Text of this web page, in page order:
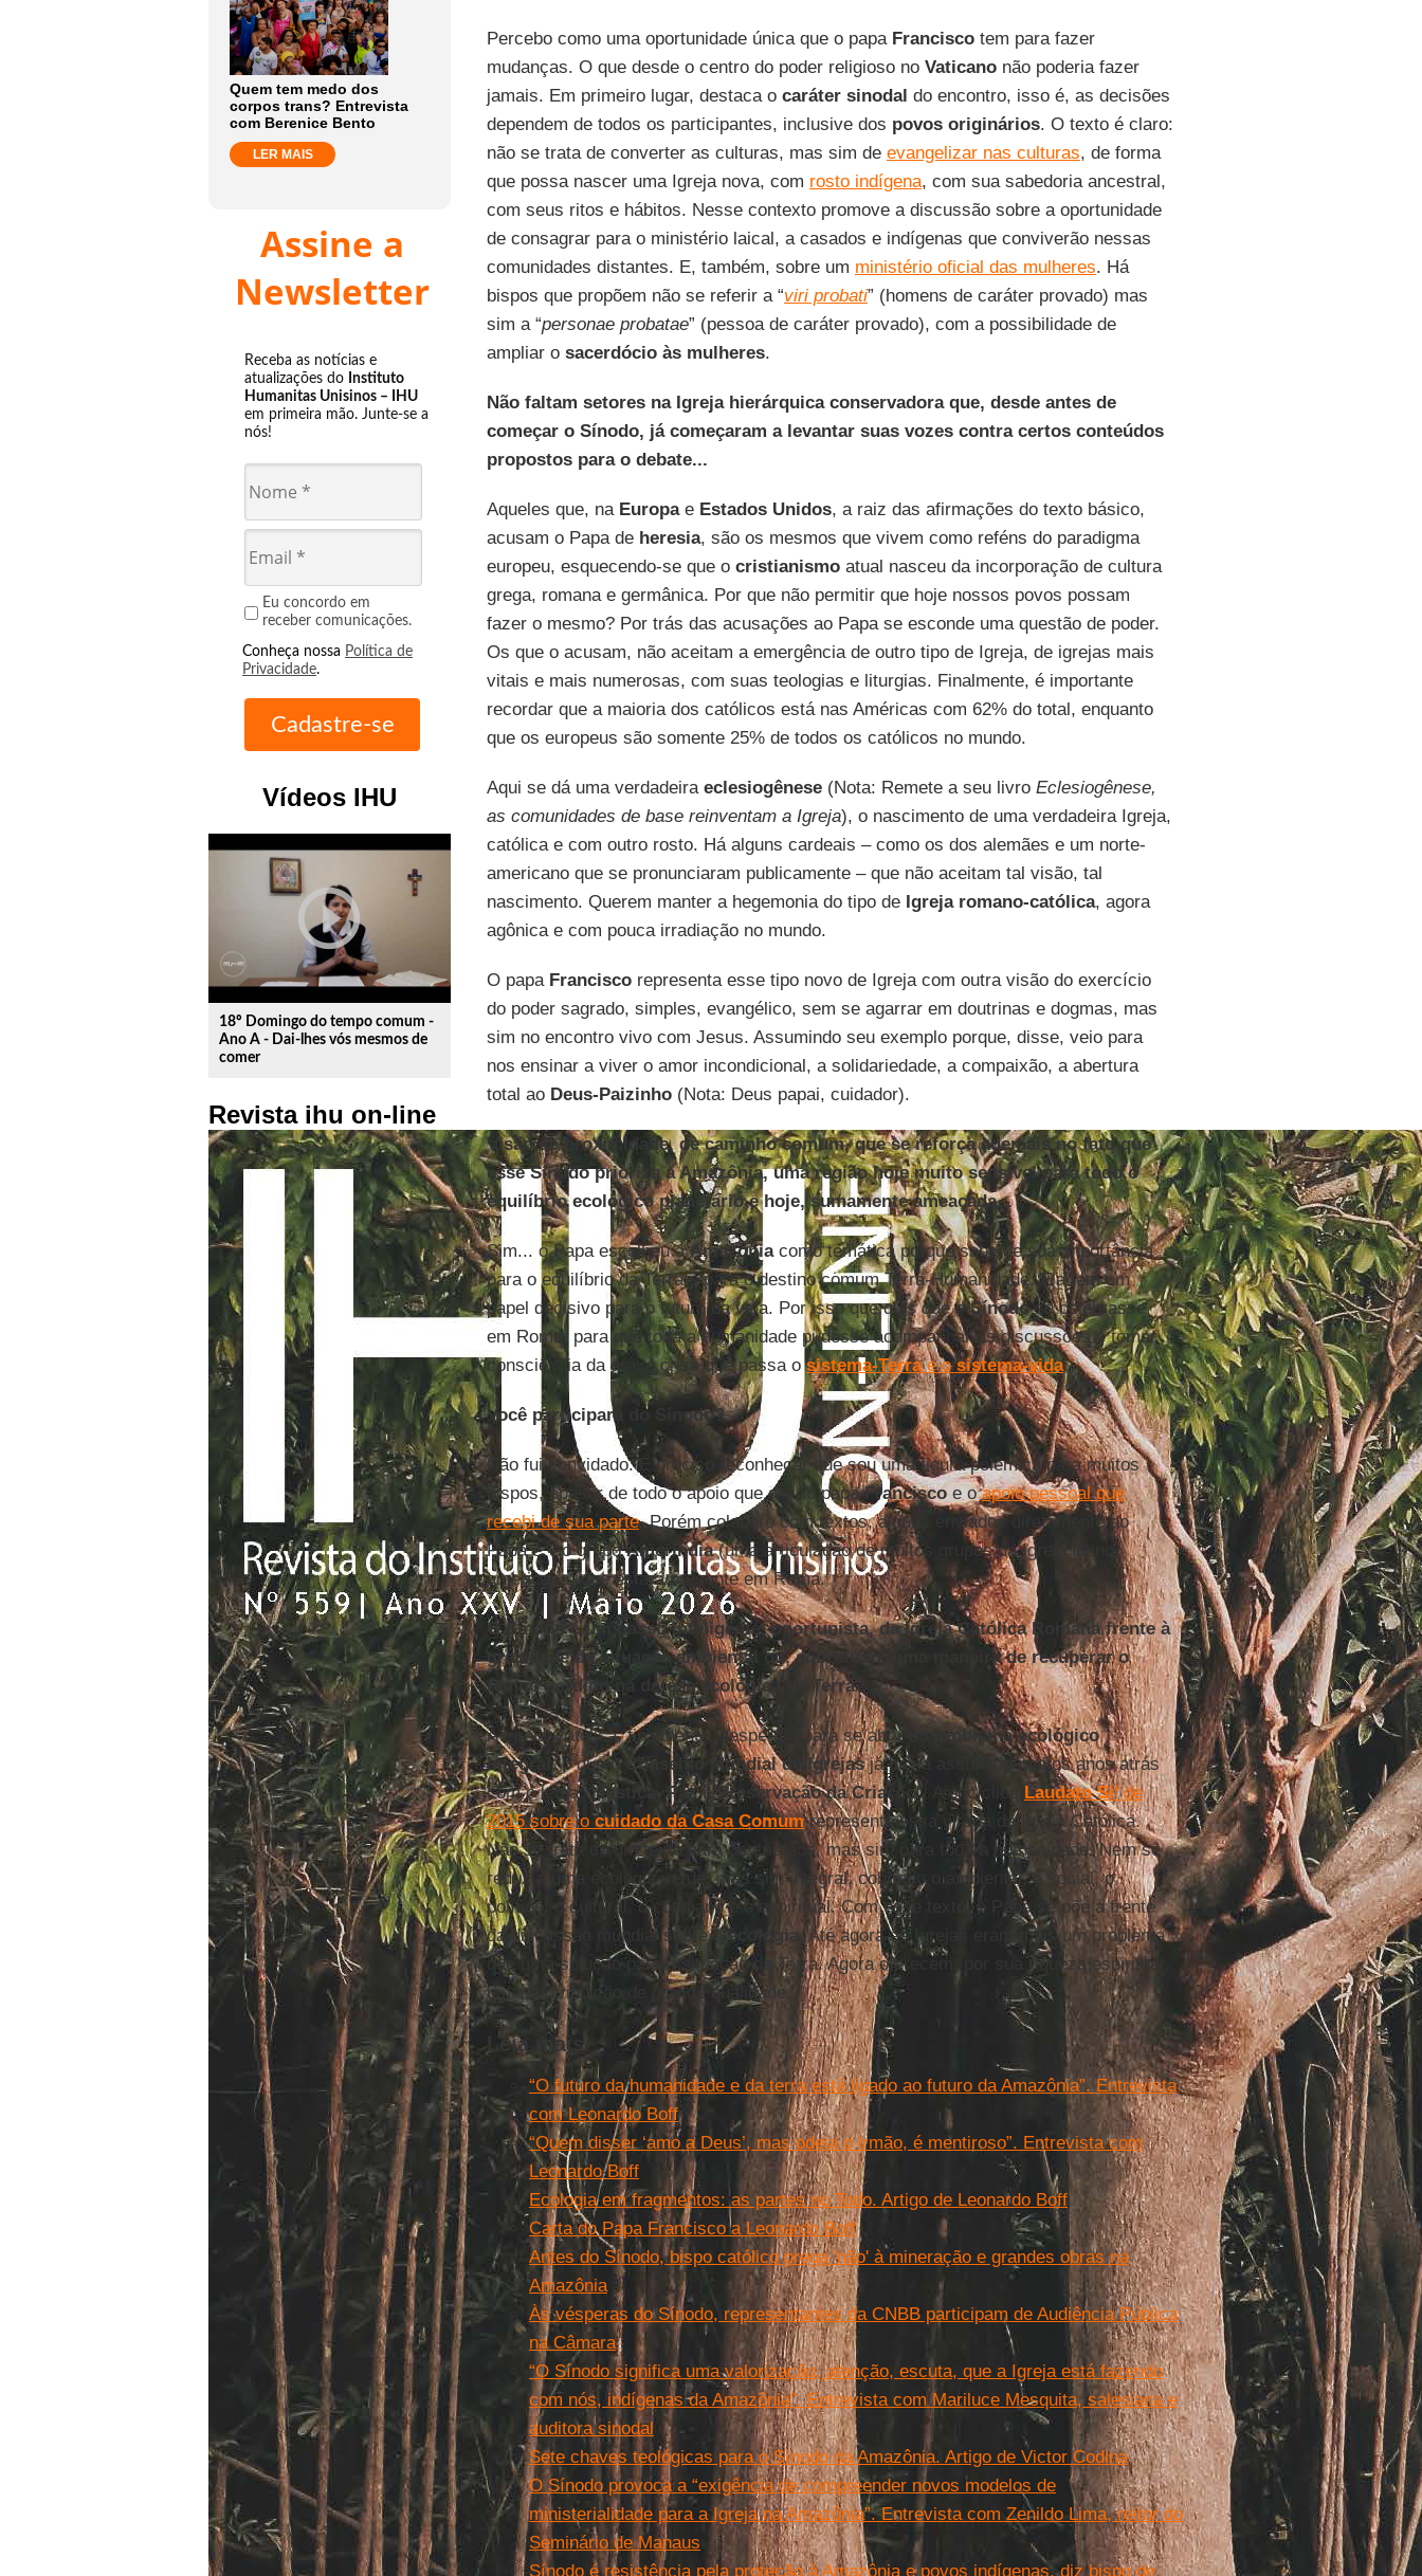
Quem tem medo dos
corpos trans? Entrevista
com Berenice Bento
LER MAIS
Assine a
Newsletter
Receba as notícias e
atualizações do Instituto
Humanitas Unisinos – IHU
em primeira mão. Junte-se a
nós!
Eu concordo em
receber comunicações.
Conheça nossa Política de
Privacidade.
Vídeos IHU
play_circle_outline
18º Domingo do tempo comum -
Ano A - Dai-lhes vós mesmos de
comer
Revista ihu on-line
Percebo como uma oportunidade única que o papa Franciscotem para fazer
mudanças. O que desde o centro do poder religioso no Vaticanonão poderia fazer
jamais. Em primeiro lugar, destaca o caráter sinodal do encontro, isso é, as decisões
dependem de todos os participantes, inclusive dos povos originários. O texto é claro:
não se trata de converter as culturas, mas sim de evangelizar nas culturas, de forma
que possa nascer uma Igreja nova, com rosto indígena, com sua sabedoria ancestral,
com seus ritos e hábitos. Nesse contexto promove a discussão sobre a oportunidade
de consagrar para o ministério laical, a casados e indígenas que conviverão nessas
comunidades distantes. E, também, sobre um ministério oficial das mulheres. Há
bispos que propõem não se referir a “viri probati” (homens de caráter provado) mas
sim a “personae probatae” (pessoa de caráter provado), com a possibilidade de
ampliar o sacerdócio às mulheres.
Não faltam setores na Igreja hierárquica conservadora que, desde antes de
começar o Sínodo, já começaram a levantar suas vozes contra certos conteúdos
propostos para o debate...
Aqueles que, na Europae Estados Unidos, a raiz das afirmações do texto básico,
acusam o Papa de heresia, são os mesmos que vivem como reféns do paradigma
europeu, esquecendo-se que o cristianismoatual nasceu da incorporação de cultura
grega, romana e germânica. Por que não permitir que hoje nossos povos possam
fazer o mesmo? Por trás das acusações ao Papa se esconde uma questão de poder.
Os que o acusam, não aceitam a emergência de outro tipo de Igreja, de igrejas mais
vitais e mais numerosas, com suas teologias e liturgias. Finalmente, é importante
recordar que a maioria dos católicos está nas Américas com 62% do total, enquanto
que os europeus são somente 25% de todos os católicos no mundo.
Aqui se dá uma verdadeira eclesiogênese(Nota: Remete a seu livro Eclesiogênese,
as comunidades de base reinventam a Igreja), o nascimento de uma verdadeira Igreja,
católica e com outro rosto. Há alguns cardeais – como os dos alemães e um norte-
americano que se pronunciaram publicamente – que não aceitam tal visão, tal
nascimento. Querem manter a hegemonia do tipo de Igreja romano-católica, agora
agônica e com pouca irradiação no mundo.
O papa Franciscorepresenta esse tipo novo de Igreja com outra visão do exercício
do poder sagrado, simples, evangélico, sem se agarrar em doutrinas e dogmas, mas
sim no encontro vivo com Jesus. Assumindo seu exemplo porque, disse, veio para
nos ensinar a viver o amor incondicional, a solidariedade, a compaixão, a abertura
total ao Deus-Paizinho (Nota: Deus papai, cuidador).
Visão de proximidade, de caminho comum, que se reforça ademais no fato que
esse Sínodo prioriza a Amazônia, uma região hoje muito sensível para todo o
equilíbrio ecológico planetário e hoje, sumamente ameaçada...
Sim... o Papa escolheu aAmazôniacomo temática porque sabe de sua importância
para o equilíbrio da Terra e para o destino comum Terra-Humanidade. Ela tem um
papel decisivo para o futuro da vida. Por isso que quis que oSínodose celebrasse
em Roma, para que toda a humanidade pudesse acompanhar as discussões e tomar
consciência da grave crise que passa osistema-Terrae osistema-vida.
Você participará do Sínodo?
Não fui convidado. É preciso reconhecer que sou uma figura polêmica para muitos
bispos, apesar de todo o apoio que dei ao papaFranciscoe oapoio pessoal que
recebi de sua parte. Porém colaboro com textos, alguns enviados diretamente ao
Papa e ao grupoAmeríndia(uma articulação de muitos grupos da Igreja latino-
americana) que estará presente em Roma.
O Sínodo é um passo inteligente, oportunista, da Igreja Católica Romana frente à
gravidade da situação ambiental ou, sobretudo, uma maneira de recuperar o
tempo perdido na defesa ecológica da Terra?
A Igreja Católica, finalmente, despertou para se abrir ao
problema ecológico
integral , o que o Conselho Mundial de Igrejasjá havia assumido muitos anos atrás
com o lema: “Justiça, Paz e Preservação da Criação”. A encíclica Laudato Si’de
2015 sobre ocuidado da Casa Comumrepresenta essa virada da Igreja Católica.
Não se trata de um texto para os cristãos, mas sim para toda a humanidade. Nem se
reduz a uma ecologia verde, mas sim integral, cobrindo o ambiental, o social, o
político, o cultural, o cotidiano e o espiritual. Com esse texto, o Papa se põe à frente
da discussão mundial sobre aecologia. Até agora as Igrejas eram mais um problema
que uma solução para a situação da Terra. Agora oferecem, por sua riqueza espiritual,
uma contribuição de grande qualidade.
Leia mais
“O futuro da humanidade e da terra está ligado ao futuro da Amazônia”. Entrevista
com Leonardo Boff
“Quem disser ‘amo a Deus’, mas odeia o irmão, é mentiroso”. Entrevista com
Leonardo Boff
Ecologia em fragmentos: as partes no Todo. Artigo de Leonardo Boff
Carta do Papa Francisco a Leonardo Boff
Antes do Sínodo, bispo católico prega 'não' à mineração e grandes obras na
Amazônia
Às vésperas do Sínodo, representantes da CNBB participam de Audiência Pública
na Câmara
“O Sínodo significa uma valorização, atenção, escuta, que a Igreja está fazendo
com nós, indígenas da Amazônia”. Entrevista com Mariluce Mesquita, salesiana e
auditora sinodal
Sete chaves teológicas para o Sínodo da Amazônia. Artigo de Victor Codina
O Sínodo provoca a “exigência de compreender novos modelos de
ministerialidade para a Igreja na Amazônia”. Entrevista com Zenildo Lima, reitor do
Seminário de Manaus
Sínodo é resistência pela proteção à Amazônia e povos indígenas, diz bispo de